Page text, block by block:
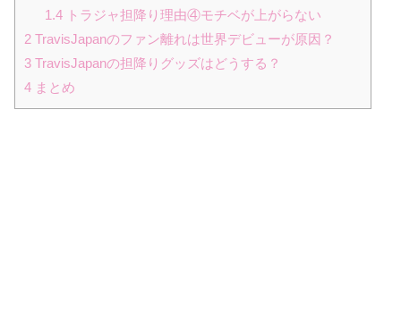
1.4トラジャ担降り理由④モチベが上がらない
2 TravisJapanのファン離れは世界デビューが原因？
3 TravisJapanの担降りグッズはどうする？
4 まとめ